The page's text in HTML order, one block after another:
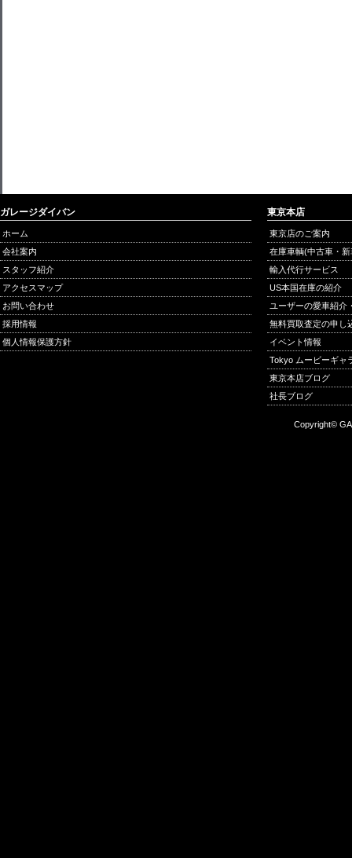
ガレージダイバン
ホーム
会社案内
スタッフ紹介
アクセスマップ
お問い合わせ
採用情報
個人情報保護方針
東京本店
東京店のご案内
在庫車輌(中古車・
輸入代行サービス
US本国在庫の紹介
ユーザーの愛車紹介
無料買取査定の申し
イベント情報
Tokyo ムービーギャ
東京本店ブログ
社長ブログ
Copyright©